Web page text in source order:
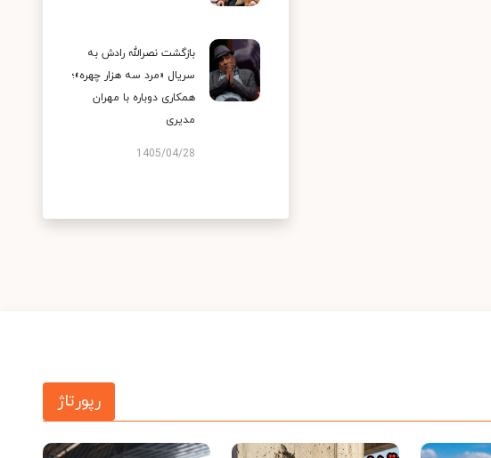
بازگشت نصرالله رادش به
سریال «مرد سه هزار چهره»؛
همکاری دوباره با مهران
مدیری
1405/04/28
رپورتاژ